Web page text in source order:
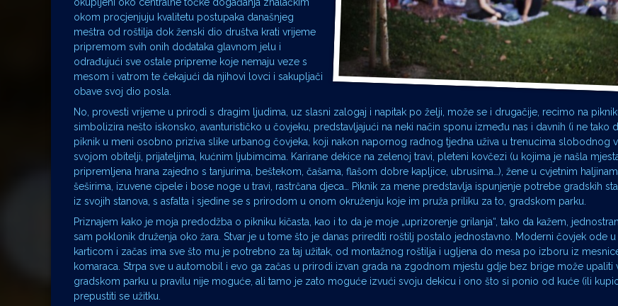
okom procjenjuju kvalitetu postupaka današnjeg
meštra od roštilja dok ženski dio društva krati vrijeme
pripremom svih onih dodataka glavnom jelu i
odrađujući sve ostale pripreme koje nemaju veze s
mesom i vatrom te čekajući da njihovi lovci i sakupljači
obave svoj dio posla.
No, provesti vrijeme u prirodi s dragim ljudima, uz slasni zalogaj i napitak po želji, može se i drugačije, recimo na
simbolizira nešto iskonsko, avanturističko u čovjeku, predstavljajući na neki način sponu između nas i davnih (i ne tako
piknik u meni osobno priziva slike urbanog čovjeka, koji nakon napornog radnog tjedna uživa u trenucima slobodnog
svojom obitelji, prijateljima, kućnim ljubimcima. Karirane dekice na zelenoj travi, pleteni kovčezi (u kojima je našla
pripremljena hrana zajedno s tanjurima, beštekom, čašama, flašom dobre kapljice, ubrusima…), žene u cvjetnim
šeširima, izuvene cipele i bose noge u travi, rastrčana djeca… Piknik za mene predstavlja ispunjenje potrebe gradskih
iz svojih stanova, s asfalta i sjedine se s prirodom u onom okruženju koje im pruža priliku za to, gradskom parku.
Priznajem kako je moja predodžba o pikniku kičasta, kao i to da je moje „uprizorenje grilanja“, tako da kažem,
sam poklonik druženja oko žara. Stvar je u tome što je danas prirediti roštilj postalo jednostavno. Moderni čovjek ode
karticom i začas ima sve što mu je potrebno za taj užitak, od montažnog roštilja i ugljena do mesa po izboru iz
komaraca. Strpa sve u automobil i evo ga začas u prirodi izvan grada na zgodnom mjestu gdje bez brige može upaliti
gradskom parku u pravilu nije moguće, ali tamo je zato moguće izvući svoju dekicu i ono što si ponio od kuće (ili
prepustiti se užitku.